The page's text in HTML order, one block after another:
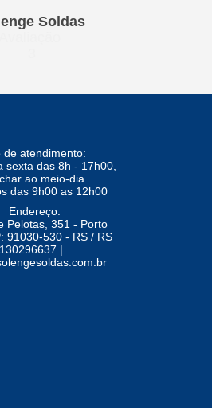
Soldas
de atendimento:
sexta das 8h - 17h00,
ao meio-dia
das 9h00 as 12h00
Endereço:
Pelotas, 351 - Porto
91030-530 - RS / RS
|